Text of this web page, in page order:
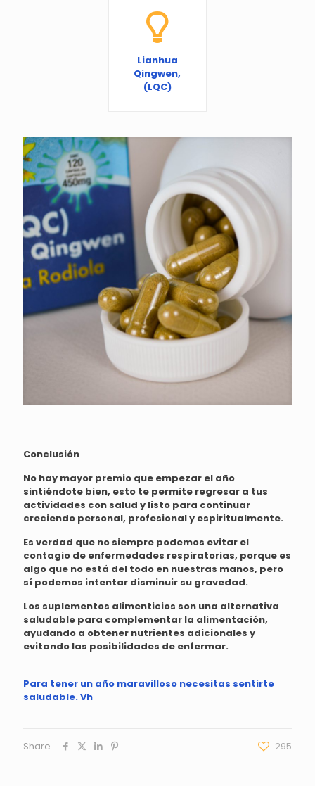
Lianhua
Qingwen,
(LQC)
Conclusión
No hay mayor premio que empezar el año
sintiéndote bien, esto te permite regresar a tus
actividades con salud y listo para continuar
creciendo personal, profesional y espiritualmente.
Es verdad que no siempre podemos evitar el
contagio de enfermedades respiratorias, porque es
algo que no está del todo en nuestras manos, pero
sí podemos intentar disminuir su gravedad.
Los suplementos alimenticios son una alternativa
saludable para complementar la alimentación,
ayudando a obtener nutrientes adicionales y
evitando las posibilidades de enfermar.
Para tener un año maravilloso necesitas sentirte
saludable. Vh
Share 295